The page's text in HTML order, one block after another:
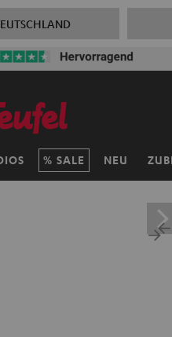
VKF-72F 06D:11
SALE NEU